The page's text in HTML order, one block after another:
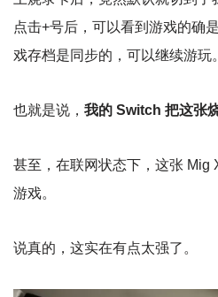
点击+号后，可以看到游戏的确
戏存档是同步的，可以继续游玩。
也就是说， 我的 Switch 把这张
甚至，在联网状态下，这张 Mig
游戏。
说真的，这实在有点太强了。